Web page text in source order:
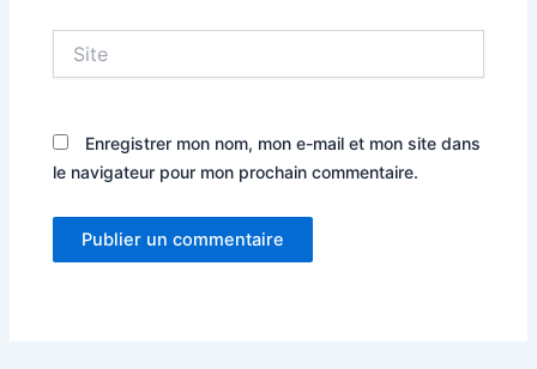
Enregistrer mon nom, mon e-mail et mon site dans
le navigateur pour mon prochain commentaire.